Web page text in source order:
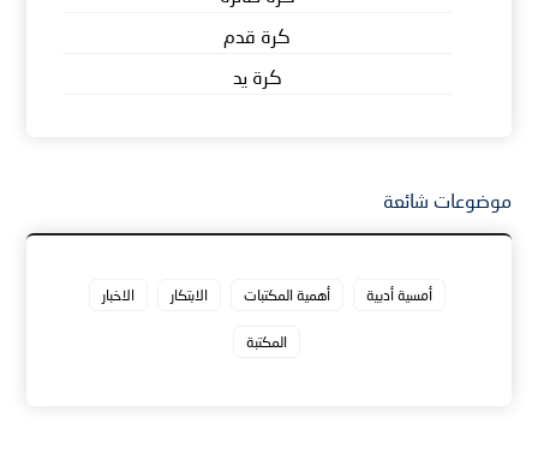
كرة قدم
كرة يد
موضوعات شائعة
أمسية أدبية أهمية المكتبات الابتكار الاخبار
المكتبة